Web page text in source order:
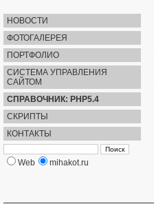
НОВОСТИ
ФОТОГАЛЕРЕЯ
ПОРТФОЛИО
СИСТЕМА УПРАВЛЕНИЯ
САЙТОМ
СПРАВОЧНИК: PHP5.4
СКРИПТЫ
КОНТАКТЫ
Web mihakot.ru